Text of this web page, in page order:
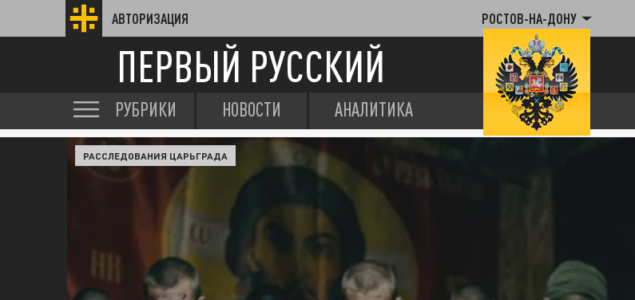
АВТОРИЗАЦИЯ РОСТОВ-НА-ДОНУ
ПЕРВЫЙ РУССКИЙ
РУБРИКИ НОВОСТИ АНАЛИТИКА
РАССЛЕДОВАНИЯ ЦАРЬГРАДА